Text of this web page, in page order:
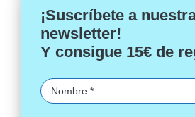
¡Suscríbete a
newsletter!
Y consigue 15€ de